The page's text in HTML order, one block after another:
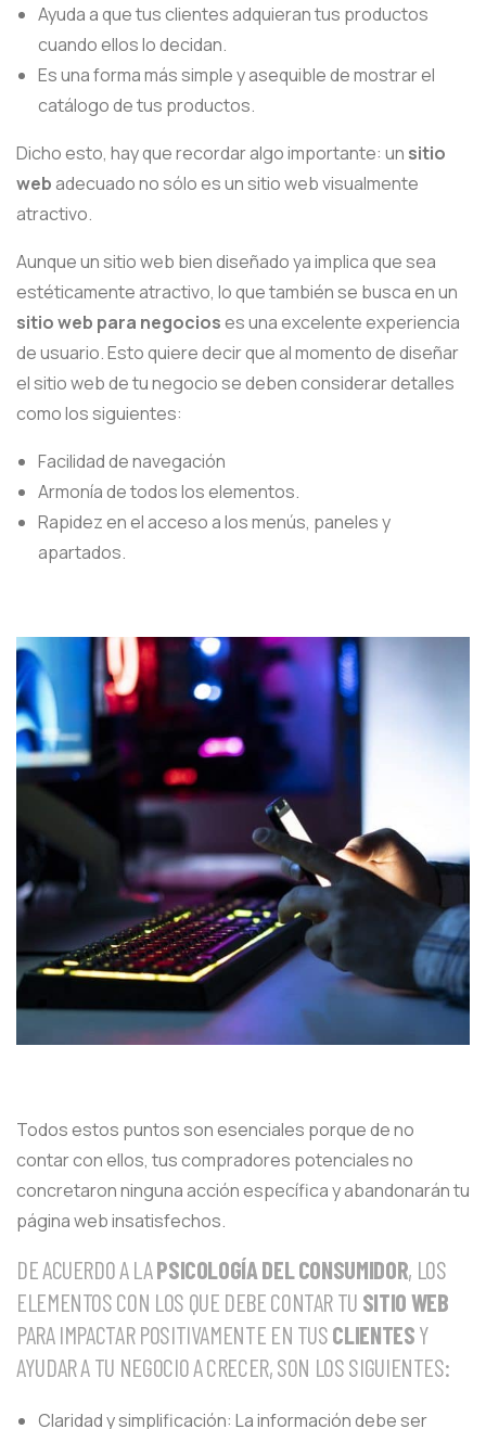
Ayuda a que tus clientes adquieran tus productos
cuando ellos lo decidan.
Es una forma más simple y asequible de mostrar el
catálogo de tus productos.
Dicho esto, hay que recordar algo importante: un sitio
webadecuado no sólo es un sitio web visualmente
atractivo.
Aunque un sitio web bien diseñado ya implica que sea
estéticamente atractivo, lo que también se busca en un
sitio web para negocioses una excelente experiencia
de usuario. Esto quiere decir que al momento de diseñar
el sitio web de tu negocio se deben considerar detalles
como los siguientes:
Facilidad de navegación
Armonía de todos los elementos.
Rapidez en el acceso a los menús, paneles y
apartados.
Todos estos puntos son esenciales porque de no
contar con ellos, tus compradores potenciales no
concretaron ninguna acción específica y abandonarán tu
página web insatisfechos.
DE ACUERDO A LAPSICOLOGÍA DEL CONSUMIDOR, LOS
ELEMENTOS CON LOS QUE DEBE CONTAR TU SITIO WEB
PARA IMPACTAR POSITIVAMENTE EN TUSCLIENTESY
AYUDAR A TU NEGOCIO A CRECER, SON LOS SIGUIENTES:
Claridad y simplificación: La información debe ser